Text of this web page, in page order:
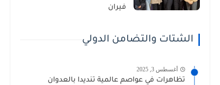
فيران
الشتات والتضامن الدولي
أغسطس 3, 2025
تظاهرات في عواصم عالمية تنديدا بالعدوان